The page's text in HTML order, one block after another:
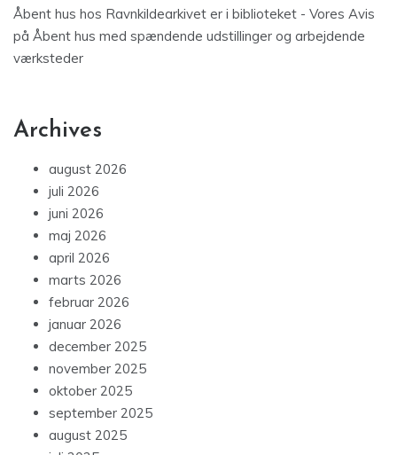
Åbent hus hos Ravnkildearkivet er i biblioteket - Vores Avis
på Åbent hus med spændende udstillinger og arbejdende
værksteder
Archives
august 2026
juli 2026
juni 2026
maj 2026
april 2026
marts 2026
februar 2026
januar 2026
december 2025
november 2025
oktober 2025
september 2025
august 2025